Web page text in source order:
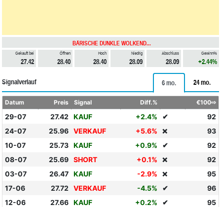
BÄRISCHE DUNKLE WOLKEND...
Gekauft bei
27.42
Öffnen
28.40
Hoch
28.40
Niedrig
28.09
Abschluss
28.09
Gewinn%
+2.44%
Signalverlauf 6 mo. 24 mo.
Datum Preis Signal Diff.% €100⇨
29-07 27.42 KAUF +2.4% ✔
92
24-07
25.96 VERKAUF +5.6% ❌
93
10-07
25.73 KAUF +0.9% ✔
92
08-07
25.69 SHORT +0.1% ❌
92
03-07
26.47 KAUF -2.9% ❌
95
17-06
27.72 VERKAUF -4.5% ✔
96
12-06
27.66 KAUF +0.2% ✔
95